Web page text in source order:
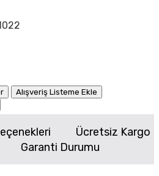
Alışveriş Listeme Ekle
Ücretsiz Kargo
Garanti Durumu